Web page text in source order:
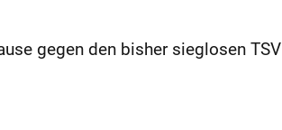
gegen den bisher sieglosen TSV